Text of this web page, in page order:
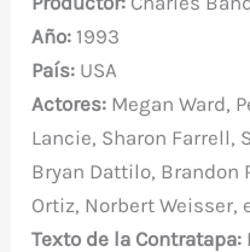
Año: 1993
País: USA
Actores: Megan Ward,
Lancie, Sharon Farrell,
Bryan Dattilo, Brandon
Ortiz, Norbert Weisser,
Texto de la Contratapa: